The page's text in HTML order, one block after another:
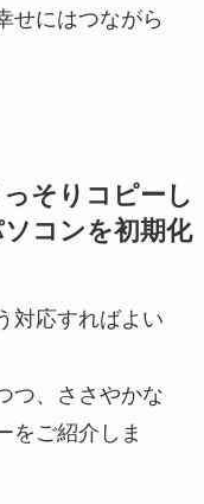
せにはつながら
そりコピーし
コンを初期化
対応すればよい
つ、ささやかな
をご紹介しま